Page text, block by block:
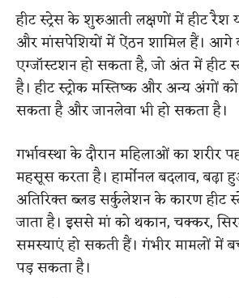
हीट स्ट्रेस के शुरुआती लक्षणों में हीट रैश
और मांसपेशियों में ऐंठन शामिल हैं। आगे
एग्जॉस्टशन हो सकता है, जो अंत में हीट
है। हीट स्ट्रोक मस्तिष्क और अन्य अंगों
सकता है और जानलेवा भी हो सकता है।
गर्भावस्था के दौरान महिलाओं का शरीर
महसूस करता है। हार्मोनल बदलाव,
अतिरिक्त ब्लड सर्कुलेशन के कारण हीट
जाता है। इससे मां को थकान, चक्कर,
समस्याएं हो सकती हैं। गंभीर मामलों में
पड़ सकता है।